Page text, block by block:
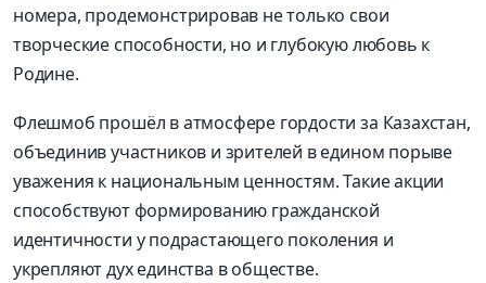
номера, продемонстрировав не только свои
творческие способности, но и глубокую любовь к
Родине.
Флешмоб прошёл в атмосфере гордости за Казахстан,
объединив участников и зрителей в едином порыве
уважения к национальным ценностям. Такие акции
способствуют формированию гражданской
идентичности у подрастающего поколения и
укрепляют дух единства в обществе.